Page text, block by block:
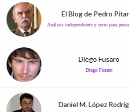
El Blog de Pedro
Análisis independiente y serio para
Diego Fusaro
Diego Fusaro
Daniel M. López